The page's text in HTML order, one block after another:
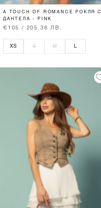
A TOUCH OF ROMANCE РОКЛЯ С
ДАНТЕЛА - PINK
€105 / 205.36 ЛВ.
XS S M L